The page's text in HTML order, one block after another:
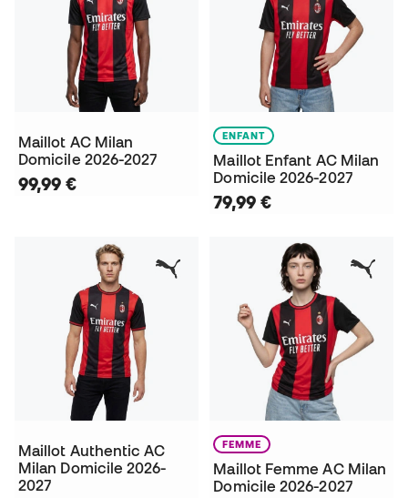
Maillot AC Milan
Domicile 2026-2027
99,99 €
ENFANT
Maillot Enfant AC Milan
Domicile 2026-2027
79,99 €
Maillot Authentic AC
Milan Domicile 2026-
2027
FEMME
Maillot Femme AC Milan
Domicile 2026-2027